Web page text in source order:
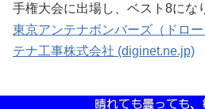
手権大会に出場し、ベスト8にな
東京アンテナボンバーズ（ドロ
テナ工事株式会社 (diginet.ne.jp)